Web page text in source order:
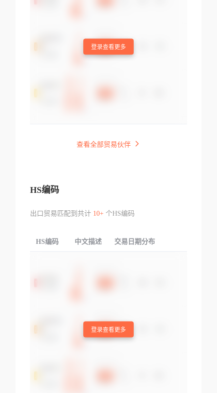
登录查看更多
查看全部贸易伙伴
HS编码
出口贸易匹配到共计 10+个HS编码
HS编码 中文描述 交易日期分布
登录查看更多